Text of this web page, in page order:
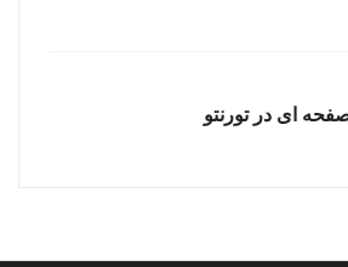
ای در تورنتو